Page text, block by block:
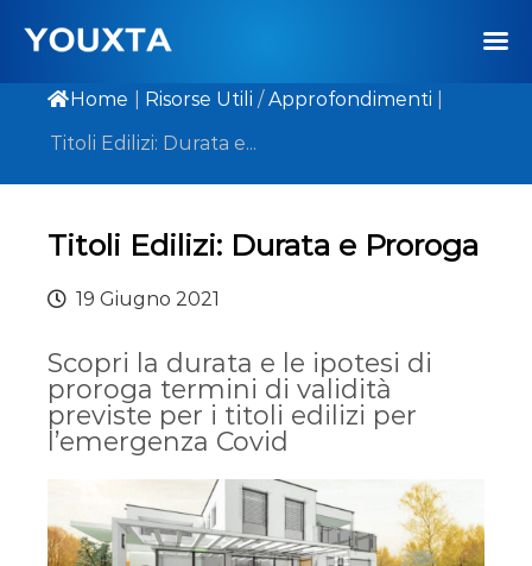
Home Risorse Utili / Approfondimenti
Titoli Edilizi: Durata e...
Titoli Edilizi: Durata e Proroga
19 Giugno 2021
Scopri la durata e le ipotesi di
proroga termini di validità
previste per i titoli edilizi per
l’emergenza Covid